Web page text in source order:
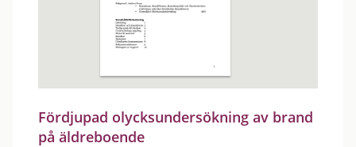
Fördjupad olycksundersökning av brand
på äldreboende